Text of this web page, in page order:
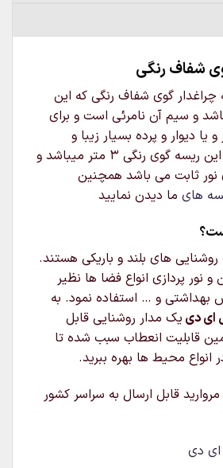
شفاف رنگی
گوی شفاف رنگی که این
و سیم آن نامرئی است و برای
یا دیوار و پرده بسیار زیبا و
کاربردی است.طول این ریسه گوی رنگی ۳ متر میباشد و
نور ثابت می باشد همچنین
های ما دیدن نمایید
های بلند و باریکی هستند.
و نور پردازی انواع فضا ها نظیر
بهداشتی و … استفاده نمود. به
ای دی یک مدار روشنایی قابل
قابلیت انعطاب سبب شده تا
انواع محیط ها بهره ببرید.
قابل ارسال به سراسر کشور
ای دی